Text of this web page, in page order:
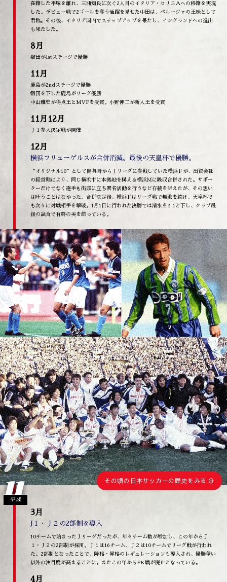
在籍した平塚を離れ、三浦知良に次ぐ2人目のイタリア・セリエＡへの移籍を実現
した。デビュー戦で2ゴールを奪う活躍を見せた中田は、ペルージャの王様として
君臨。その後、イタリア国内でステップアップを果たし、イングランドへの進出
も果たした。
8月
磐田が1stステージで優勝
11月
鹿島が2ndステージで優勝
磐田を下した鹿島がリーグ優勝
中山雅史が得点王とMVPを受賞。小野伸二が新人王を受賞
11月12月
Ｊ１参入決定戦が開催
12月
横浜フリューゲルスが合併消滅。最後の天皇杯で優勝。
“オリジナル10”として開幕時からＪリーグに参戦していた横浜Ｆが、出資会社
の経営難により、同じ横浜市に本拠地を構える横浜Ｍに吸収合併された。サポー
ターだけでなく選手も街頭に立ち署名活動を行うなど存続を訴えたが、その想い
は叶うことはなかった。合併決定後、横浜Ｆはリーグ戦で無敗を続け、天皇杯で
も次々に対戦相手を撃破。1月1日に行われた決勝では清水を2-1と下し、クラブ最
後の試合で有終の美を飾っている。
その頃の日本サッカーの歴史をみる
11
平成
3月
J１・Ｊ２の2部制を導入
10チームで始まったＪリーグだったが、年々チーム数が増加し、この年からＪ
１・Ｊ２の2部制が採用。Ｊ１は16チーム、Ｊ２は10チームでリーグ戦が行われ
た。2部制となったことで、降格・昇格のレギュレーションも導入され、優勝争い
以外の注目度が高まることに。またこの年からPK戦が廃止となっている。
4月